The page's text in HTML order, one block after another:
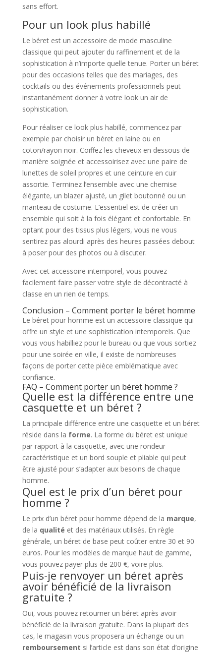
sans effort.
Pour un look plus habillé
Le béret est un accessoire de mode masculine
classique qui peut ajouter du raffinement et de la
sophistication à n’importe quelle tenue. Porter un béret
pour des occasions telles que des mariages, des
cocktails ou des événements professionnels peut
instantanément donner à votre look un air de
sophistication.
Pour réaliser ce look plus habillé, commencez par
exemple par choisir un béret en laine ou en
coton/rayon noir. Coiffez les cheveux en dessous de
manière soignée et accessoirisez avec une paire de
lunettes de soleil propres et une ceinture en cuir
assortie. Terminez l’ensemble avec une chemise
élégante, un blazer ajusté, un gilet boutonné ou un
manteau de costume. L’essentiel est de créer un
ensemble qui soit à la fois élégant et confortable. En
optant pour des tissus plus légers, vous ne vous
sentirez pas alourdi après des heures passées debout
à poser pour des photos ou à discuter.
Avec cet accessoire intemporel, vous pouvez
facilement faire passer votre style de décontracté à
classe en un rien de temps.
Conclusion – Comment porter le béret homme
Le béret pour homme est un accessoire classique qui
offre un style et une sophistication intemporels. Que
vous vous habilliez pour le bureau ou que vous sortiez
pour une soirée en ville, il existe de nombreuses
façons de porter cette pièce emblématique avec
confiance.
FAQ – Comment porter un béret homme ?
Quelle est la différence entre une
casquette et un béret ?
La principale différence entre une casquette et un béret
réside dans la forme. La forme du béret est unique
par rapport à la casquette, avec une rondeur
caractéristique et un bord souple et pliable qui peut
être ajusté pour s’adapter aux besoins de chaque
homme.
Quel est le prix d’un béret pour
homme ?
Le prix d’un béret pour homme dépend de la marque,
de la qualité et des matériaux utilisés. En règle
générale, un béret de base peut coûter entre 30 et 90
euros. Pour les modèles de marque haut de gamme,
vous pouvez payer plus de 200 €, voire plus.
Puis-je renvoyer un béret après
avoir bénéficié de la livraison
gratuite ?
Oui, vous pouvez retourner un béret après avoir
bénéficié de la livraison gratuite. Dans la plupart des
cas, le magasin vous proposera un échange ou un
remboursement si l’article est dans son état d’origine